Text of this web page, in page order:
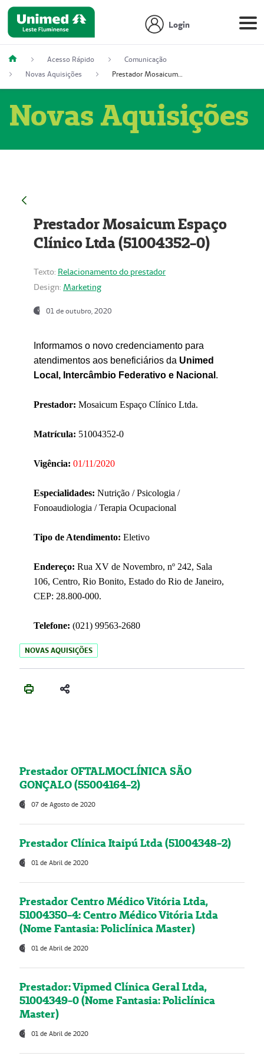
Login
Acesso Rápido
Comunicação
Novas Aquisições
Prestador Mosaicum Espaço Clínico Ltda (51004352-0)
Novas Aquisições
Prestador Mosaicum Espaço
Clínico Ltda (51004352-0)
Texto: Relacionamento do prestador
Design: Marketing
01 de outubro, 2020
Informamos o novo credenciamento para
atendimentos aos beneficiários da Unimed
Local, Intercâmbio Federativo e Nacional .
Prestador: Mosaicum Espaço Clínico Ltda.
Matrícula: 51004352-0
Vigência: 01/11/2020
Especialidades: Nutrição / Psicologia /
Fonoaudiologia / Terapia Ocupacional
Tipo de Atendimento: Eletivo
Endereço: Rua XV de Novembro, nº 242, Sala
106, Centro, Rio Bonito, Estado do Rio de Janeiro,
CEP: 28.800-000.
Telefone: (021) 99563-2680
NOVAS AQUISIÇÕES
Prestador OFTALMOCLÍNICA SÃO
GONÇALO (55004164-2)
07 de Agosto de 2020
Prestador Clínica Itaipú Ltda (51004348-2)
01 de Abril de 2020
Prestador Centro Médico Vitória Ltda,
51004350-4: Centro Médico Vitória Ltda
(Nome Fantasia: Policlínica Master)
01 de Abril de 2020
Prestador: Vipmed Clínica Geral Ltda,
51004349-0 (Nome Fantasia: Policlínica
Master)
01 de Abril de 2020